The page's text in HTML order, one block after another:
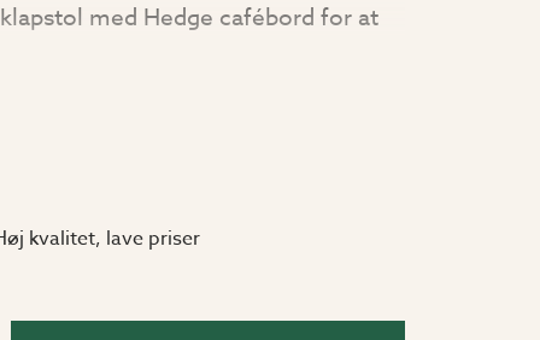
med Hedge cafébord for at
gør dem til et perfekt match.
kvalitet, lave priser